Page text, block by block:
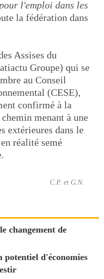
l'emploi dans les
la fédération dans
Assises du
Groupe) qui se
au Conseil
(CESE),
confirmé à la
menant à une
extérieures dans le
réalité semé
C.P. et G.N.
changement de
potentiel d'économies